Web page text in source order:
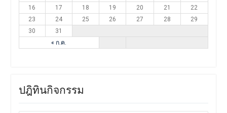
« ก.ค.
16
17 18 19 20 21
22
23
24 25 26 27 28
29
30
31
ปฎิทินกิจกรรม